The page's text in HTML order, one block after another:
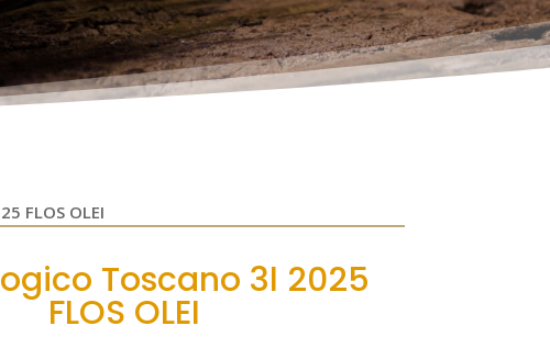
FLOS OLEI
Toscano 3l 2025
FLOS OLEI